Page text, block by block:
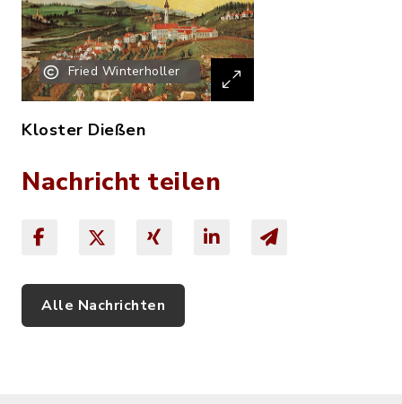
Fried Winterholler
Kloster Dießen
Nachricht teilen
Alle Nachrichten